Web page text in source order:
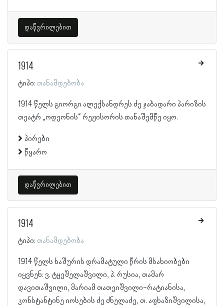
დაწვრილებით
1914
ტიპი: თანამდებობა
1914 წელს გიორგი ალექსანდრეს ძე ჯაბადარი პარიზის
თეატრ „ოდეონის“ რეჟისორის თანაშემწე იყო.
პირები
წყარო
დაწვრილებით
1914
ტიპი: თანამდებობა
1914 წელს ხაშურის დრამატული წრის მსახიობები
იყვნენ: ვ. ტყეშელაშვილი, პ. რუსია, თამარ
დავითაშვილი, მარიამ თათეიშვილი-რატიანისა,
კონსტანტინე იოსების ძე ძნელაძე, თ. აფხაზიშვილისა,